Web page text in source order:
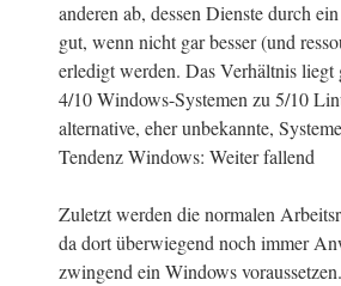
anderen ab, dessen Dienste durch
gut, wenn nicht gar besser (und
erledigt werden. Das Verhältnis liegt
4/10 Windows-Systemen zu 5/10
alternative, eher unbekannte,
Tendenz Windows: Weiter fallend
Zuletzt werden die normalen
da dort überwiegend noch immer
zwingend ein Windows